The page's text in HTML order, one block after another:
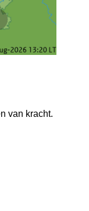
van kracht.